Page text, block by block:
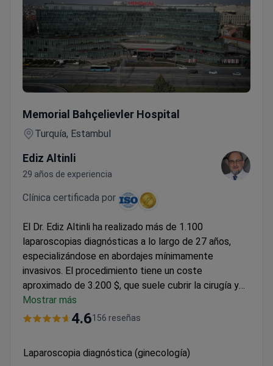
Memorial Bahçelievler Hospital
Turquía, Estambul
Ediz Altinli
29 años de experiencia
Clínica certificada por
El Dr. Ediz Altinli ha realizado más de 1.100
laparoscopias diagnósticas a lo largo de 27 años,
especializándose en abordajes mínimamente
invasivos. El procedimiento tiene un coste
aproximado de 3.200 $, que suele cubrir la cirugía y
un día de estancia hospitalaria. El Dr. Altinli forma
parte del profesorado de Cirugía Laparoscópica
JCI e ISO, siendo el primer hospital de Turquía con la
Mostrar más
4.6156 reseñas
Laparoscopia diagnóstica (ginecología)